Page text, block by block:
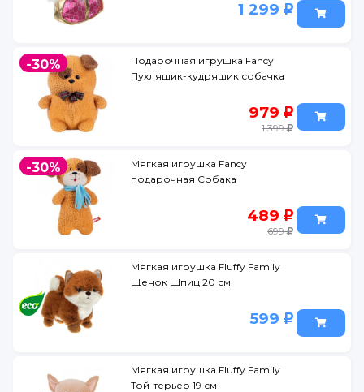
1 299
-30%
Подарочная игрушка Fancy
Пухляшик-кудряшик собачка
979
1 399
-30%
Мягкая игрушка Fancy
подарочная Собака
489
699
Мягкая игрушка Fluffy Family
Щенок Шпиц 20 см
599
Мягкая игрушка Fluffy Family
Той-терьер 19 см